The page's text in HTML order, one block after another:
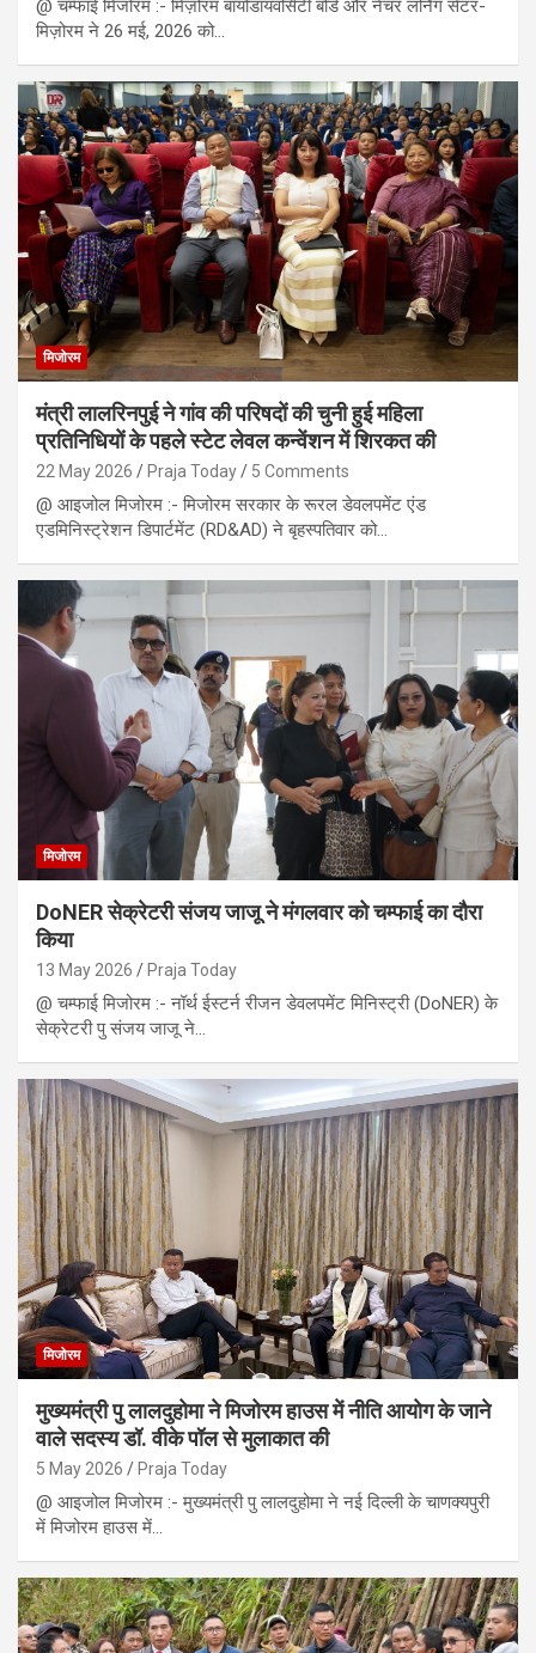
@ चम्फाई मिजोरम :- मिज़ोरम बायोडायवर्सिटी बोर्ड और नेचर लर्निंग सेंटर-
मिज़ोरम ने 26 मई, 2026 को…
मिजोरम
मंत्री लालरिनपुई ने गांव की परिषदों की चुनी हुई महिला
प्रतिनिधियों के पहले स्टेट लेवल कन्वेंशन में शिरकत की
22 May 2026 Praja Today 5 Comments
@ आइजोल मिजोरम :- मिजोरम सरकार के रूरल डेवलपमेंट एंड
एडमिनिस्ट्रेशन डिपार्टमेंट (RD&AD) ने बृहस्पतिवार को…
मिजोरम
DoNER सेक्रेटरी संजय जाजू ने मंगलवार को चम्फाई का दौरा
किया
13 May 2026 Praja Today
@ चम्फाई मिजोरम :- नॉर्थ ईस्टर्न रीजन डेवलपमेंट मिनिस्ट्री (DoNER) के
सेक्रेटरी पु संजय जाजू ने…
मिजोरम
मुख्यमंत्री पु लालदुहोमा ने मिजोरम हाउस में नीति आयोग के जाने
वाले सदस्य डॉ. वीके पॉल से मुलाकात की
5 May 2026 Praja Today
@ आइजोल मिजोरम :- मुख्यमंत्री पु लालदुहोमा ने नई दिल्ली के चाणक्यपुरी
में मिजोरम हाउस में…